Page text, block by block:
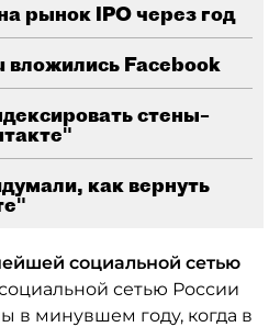
рынок IPO через год
Facebook
стены–
как вернуть
социальной сетью
сетью России
в минувшем году, когда в